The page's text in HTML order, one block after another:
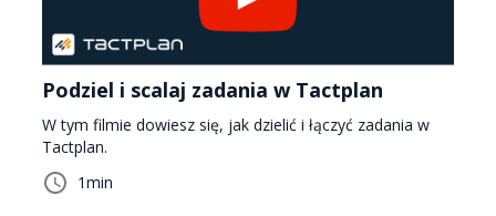
Podziel i scalaj zadania w Tactplan
W tym filmie dowiesz się, jak dzielić i łączyć zadania w
Tactplan.
1min